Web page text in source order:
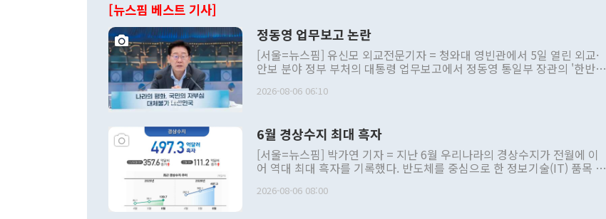
[뉴스핌 베스트 기사]
정동영 업무보고 논란
[서울=뉴스핌] 유신모 외교전문기자 = 청와대 영빈관에서 5일 열린 외교·
안보 분야 정부 부처의 대통령 업무보고에서 정동영 통일부 장관의 '한반도
발언 중에는 정부 내 조율을 거치지 않은 사안을 정책으로 추진하겠다고 공
주의적 희망에 근거한 비현실적 구상'이라는 비판을 내놨다. 그동안 정 장
관의 대북 정책 관련 발언이 물의를 빚은 적은 여러 번 있지만 대통령과 유
관 부처 장관이 공개적으로 부정적 입장을 표명한 것은 이례적이다. 정 장
관의 무리한 대북 접근법과 월권을 제어해야 한다는 목소리도 높아지고 있
다. [정동영 통일부 장관이 지난달 23일 오후 서울 종로구 정부서울청사에
2026-08-06 06:10
6월 경상수지 최대 흑자
[서울=뉴스핌] 박가연 기자 = 지난 6월 우리나라의 경상수지가 전월에 이
어 역대 최대 흑자를 기록했다. 반도체를 중심으로 한 정보기술(IT) 품목 수
료=한국은행] 한국은행이 6일 발표한 '2026년 6월 국제수지(잠정)'에 따르
2026-08-06 08:00